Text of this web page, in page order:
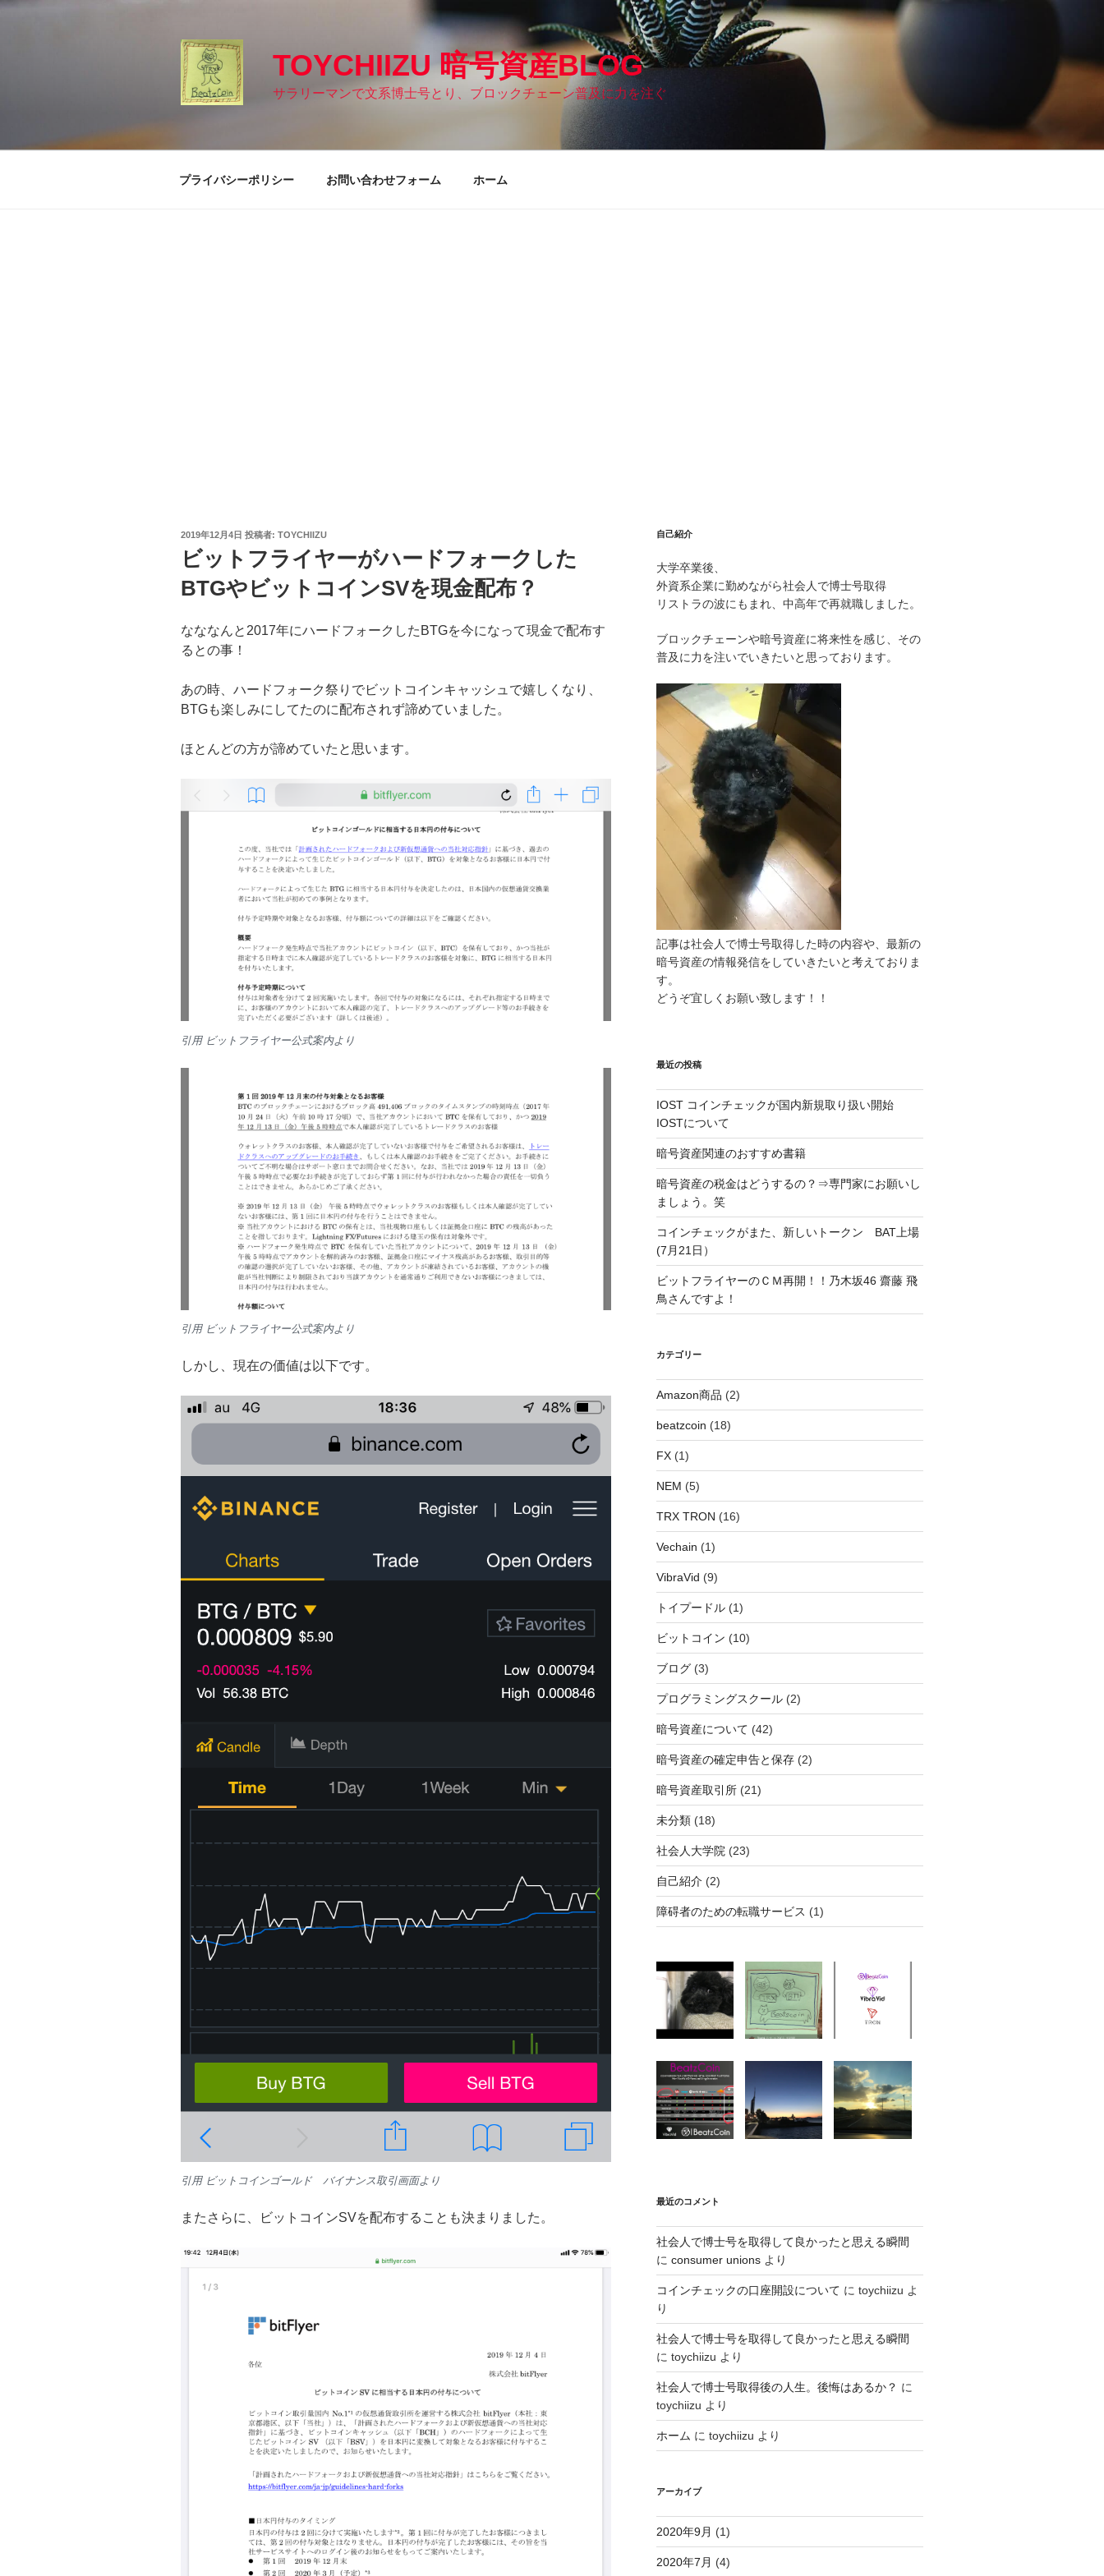
コ
キ
TOYCHIIZU 暗号資産BLOG
サラリーマンで文系博士号とり、ブロックチェーン普及に力を注ぐ
プライバシーポリシー お問い合わせフォーム ホーム
投
日:
2019年12月4日 投稿者: TOYCHIIZU
ビットフライヤーがハードフォークした
BTGやビットコインSVを現金配布？
なななんと2017年にハードフォークしたBTGを今になって現金で配布す
るとの事！
あの時、ハードフォーク祭りでビットコインキャッシュで嬉しくなり、
BTGも楽しみにしてたのに配布されず諦めていました。
ほとんどの方が諦めていたと思います。
引用 ビットフライヤー公式案内より
引用 ビットフライヤー公式案内より
しかし、現在の価値は以下です。
引用 ビットコインゴールド バイナンス取引画面より
またさらに、ビットコインSVを配布することも決まりました。
自己紹介
大学卒業後、
外資系企業に勤めながら社会人で博士号取得
リストラの波にもまれ、中高年で再就職しました。
ブロックチェーンや暗号資産に将来性を感じ、その
普及に力を注いでいきたいと思っております。
記事は社会人で博士号取得した時の内容や、最新の
暗号資産の情報発信をしていきたいと考えておりま
す。
どうぞ宜しくお願い致します！！
最近の投稿
IOST コインチェックが国内新規取り扱い開始
IOSTについて
暗号資産関連のおすすめ書籍
暗号資産の税金はどうするの？⇒専門家にお願いし
ましょう。笑
コインチェックがまた、新しいトークン BAT上場
(7月21日）
ビットフライヤーのＣＭ再開！！乃木坂46 齋藤 飛
鳥さんですよ！
カテゴリー
Amazon商品 (2)
beatzcoin (18)
FX(1)
NEM (5)
TRX TRON (16)
Vechain (1)
VibraVid (9)
トイプードル(1)
ビットコイン (10)
ブログ(3)
プログラミングスクール(2)
暗号資産について (42)
暗号資産の確定申告と保存(2)
暗号資産取引所(21)
未分類(18)
社会人大学院 (23)
自己紹介 (2)
障碍者のための転職サービス (1)
最近のコメント
社会人で博士号を取得して良かったと思える瞬間
に consumer unionsより
コインチェックの口座開設について に toychiizu よ
り
社会人で博士号を取得して良かったと思える瞬間
に toychiizu より
社会人で博士号取得後の人生。後悔はあるか？ に
toychiizu より
ホーム に toychiizu より
アーカイブ
2020年9月 (1)
2020年7月 (4)